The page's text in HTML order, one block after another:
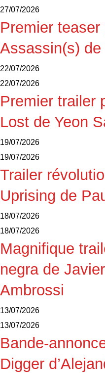
27/07/2026
Premier teaser
Assassin(s)
22/07/2026
22/07/2026
Premier trailer
Lost de Yeon
19/07/2026
19/07/2026
Trailer
Uprising de
18/07/2026
18/07/2026
Magnifique
negra de
Ambrossi
13/07/2026
13/07/2026
Bande-
Digger